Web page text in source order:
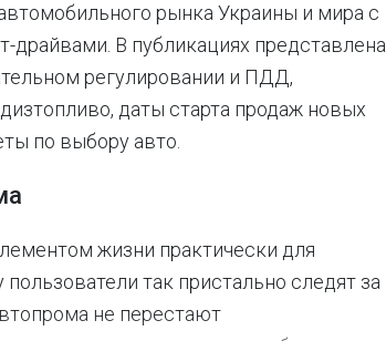
рынка Украины и мира с
драйвами. В публикациях представлена
регулировании и ПДД,
даты старта продаж новых
по выбору авто.
жизни практически для
так пристально следят за
не перестают